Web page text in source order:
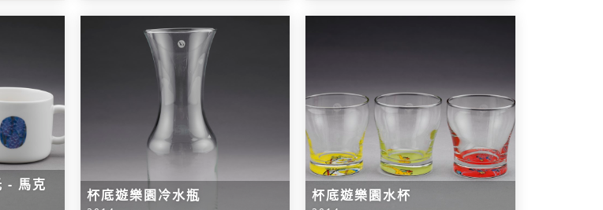
- 馬克
杯底遊樂園冷水瓶 杯底遊樂園水杯